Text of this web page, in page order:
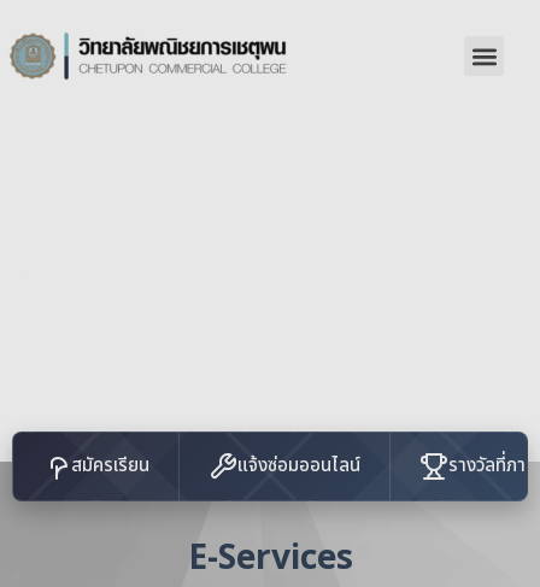
สมัครเรียน แจ้งซ่อมออนไลน์ รางวัลที่ภา
E-Services